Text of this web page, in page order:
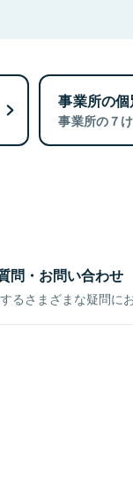
事業所の
事業所の７
問・お問い合わせ
るさまざまな疑問に